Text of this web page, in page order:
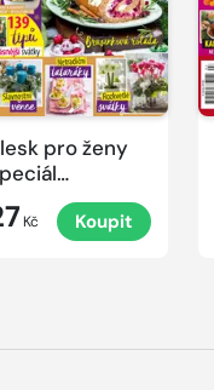
pro ženy
č.4/2024
Kč Koupit